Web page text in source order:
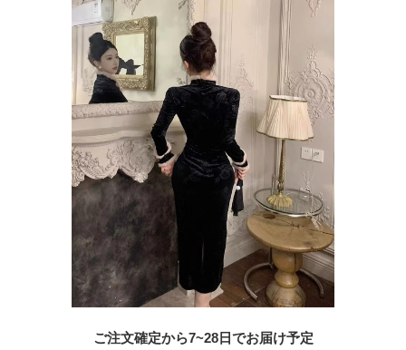
ご注文確定から7~28日でお届け予定